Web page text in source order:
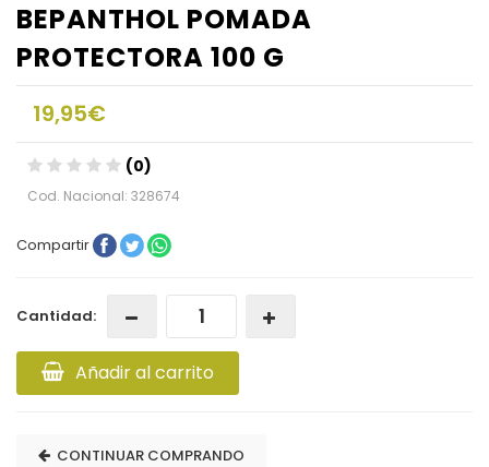
BEPANTHOL POMADA
PROTECTORA 100 G
19,95€
(0)
Cod. Nacional: 328674
Compartir
Cantidad:
Añadir al carrito
CONTINUAR COMPRANDO